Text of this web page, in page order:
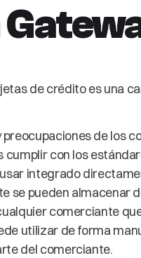
de crédito es una
preocupaciones de los
con los
integrado
se pueden almacenar
comerciante
utilizar de forma
del comerciante.